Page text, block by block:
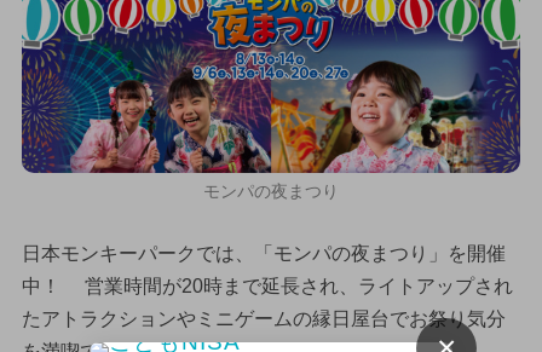
モンパの夜まつり
日本モンキーパークでは、「モンパの夜まつり」を開催
中！ 営業時間が20時まで延長され、ライトアップされ
たアトラクションやミニゲームの縁日屋台でお祭り気分